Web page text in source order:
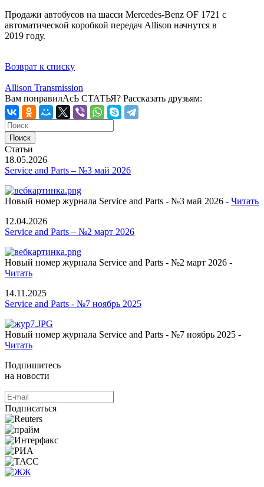
Продажи автобусов на шасси Mercedes-Benz OF 1721 с
автоматической коробкой передач Allison начнутся в
2019 году.
Возврат к списку
Allison Transmission
Вам понравилАсЬ СТАТЬЯ? Рассказать друзьям:
Статьи
18.05.2026
Service and Parts – №3 май 2026
Новый номер журнала Service and Parts - №3 май 2026 - Читать
12.04.2026
Service and Parts – №2 март 2026
Новый номер журнала Service and Parts - №2 март 2026 -
Читать
14.11.2025
Service and Parts - №7 ноябрь 2025
Новый номер журнала Service and Parts - №7 ноябрь 2025 -
Читать
Подпишитесь
на новости
Подписаться